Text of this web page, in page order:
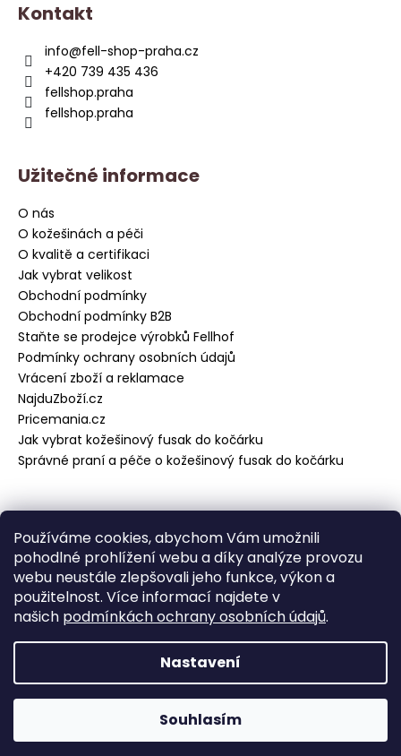
Používáme cookies, abychom Vám umožnili
pohodlné prohlížení webu a díky analýze provozu
webu neustále zlepšovali jeho funkce, výkon a
použitelnost. Více informací najdete v
našich podmínkách ochrany osobních údajů.
Nastavení
Souhlasím
Kontakt
info@fell-shop-praha.cz
+420 739 435 436
fellshop.praha
fellshop.praha
Užitečné informace
O nás
O kožešinách a péči
O kvalitě a certifikaci
Jak vybrat velikost
Obchodní podmínky
Obchodní podmínky B2B
Staňte se prodejce výrobků Fellhof
Podmínky ochrany osobních údajů
Vrácení zboží a reklamace
NajduZboží.cz
Pricemania.cz
Jak vybrat kožešinový fusak do kočárku
Správné praní a péče o kožešinový fusak do kočárku
Přijímáme online platby
Vytvořil Shoptet
Fell-Shop Praha
Odstoupit od smlouvy